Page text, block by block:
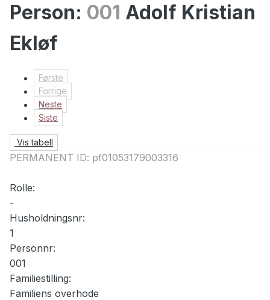
Person: 001 Adolf Kristian
Ekløf
Første
Forrige
Neste
Siste
Vis tabell
PERMANENT ID: pf01053179003316
Rolle:
-
Husholdningsnr:
1
Personnr:
001
Familiestilling:
Familiens overhode